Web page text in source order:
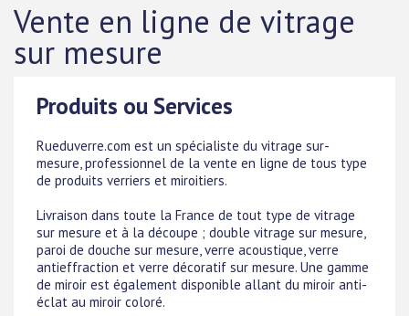
Vente en ligne de vitrage
sur mesure
Produits ou Services
Rueduverre.com est un spécialiste du vitrage sur-
mesure, professionnel de la vente en ligne de tous type
de produits verriers et miroitiers.
Livraison dans toute la France de tout type de vitrage
sur mesure et à la découpe ; double vitrage sur mesure,
paroi de douche sur mesure, verre acoustique, verre
antieffraction et verre décoratif sur mesure. Une gamme
de miroir est également disponible allant du miroir anti-
éclat au miroir coloré.